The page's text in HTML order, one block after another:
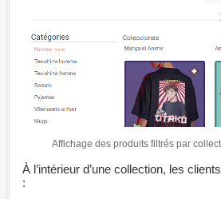
Affichage des produits filtrés par
À l’intérieur d’une collection, les
: